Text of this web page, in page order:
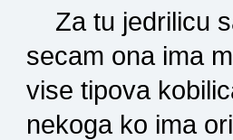
Za tu jedrilicu
secam ona ima
vise tipova
nekoga ko ima